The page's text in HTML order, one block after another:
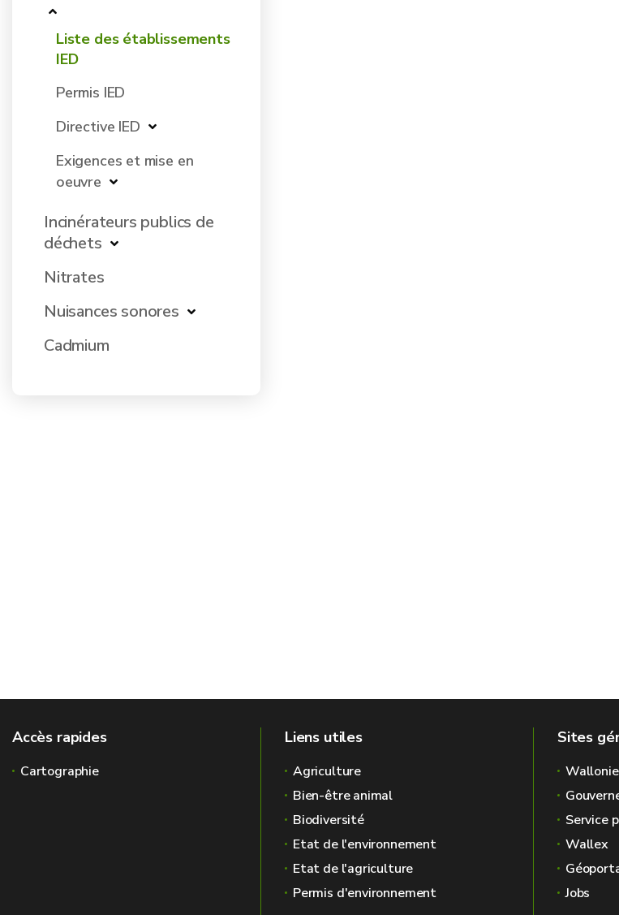
Liste des établissements
IED
Permis IED
Directive IED
Exigences et mise en
oeuvre
Incinérateurs publics de
déchets
Nitrates
Nuisances sonores
Cadmium
Accès rapides
Cartographie
Liens utiles
Agriculture
Bien-être animal
Biodiversité
Etat de l'environnement
Etat de l'agriculture
Permis d'environnement
Sites
Service
Wallex
Jobs